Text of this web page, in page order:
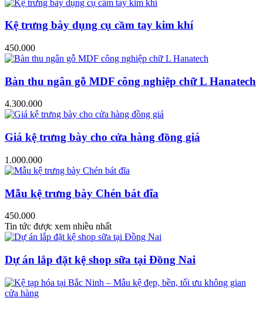
Kệ trưng bày dụng cụ cầm tay kim khí
450.000
Bàn thu ngân gỗ MDF công nghiệp chữ L Hanatech
4.300.000
Giá kệ trưng bày cho cửa hàng đồng giá
1.000.000
Mẫu kệ trưng bày Chén bát đĩa
450.000
Tin tức được xem nhiều nhất
Dự án lắp đặt kệ shop sữa tại Đồng Nai